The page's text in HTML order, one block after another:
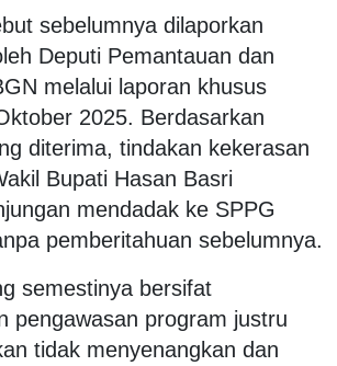
sebelumnya dilaporkan
Deputi Pemantauan dan
melalui laporan khusus
2025. Berdasarkan
diterima, tindakan kekerasan
Bupati Hasan Basri
mendadak ke SPPG
pemberitahuan sebelumnya.
semestinya bersifat
pengawasan program justru
tidak menyenangkan dan